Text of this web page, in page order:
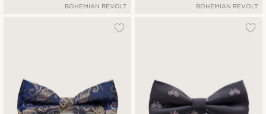
BOHEMIAN REVOLT BOHEMIAN REVOLT